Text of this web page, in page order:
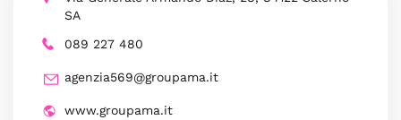
SA
089 227 480
agenzia569@groupama.it
www.groupama.it